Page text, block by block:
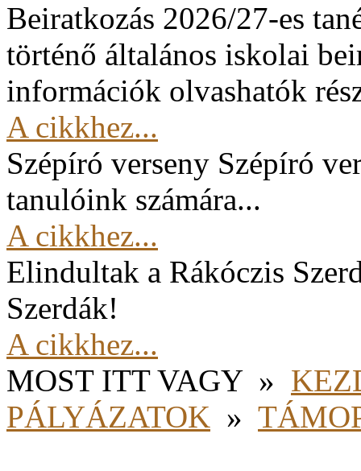
Beiratkozás 2026/27-es
történő általános iskolai
információk olvashatók
A cikkhez...
Szépíró verseny Szépíró
tanulóink számára...
A cikkhez...
Elindultak a Rákóczis
Szerdák!
A cikkhez...
MOST ITT VAGY »
PÁLYÁZATOK »